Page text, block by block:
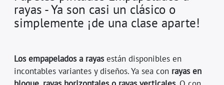
rayas - Ya son casi un clásico o
simplemente ¡de una clase aparte!
Los empapelados a rayas están disponibles en
incontables variantes y diseños. Ya sea con rayas en